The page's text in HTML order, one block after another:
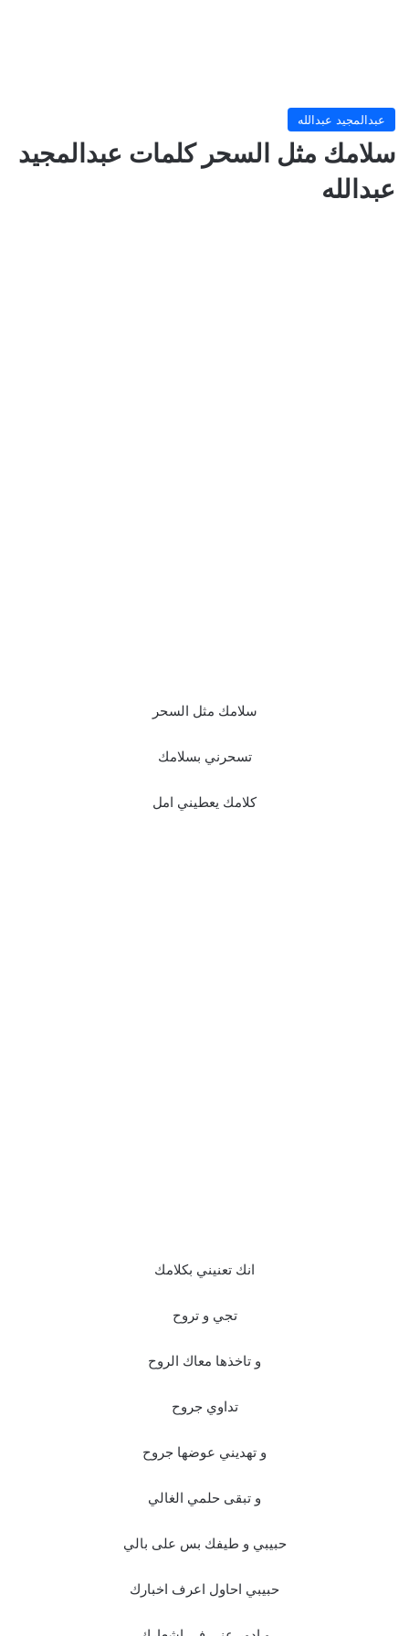
عبدالمجيد عبدالله
سلامك مثل السحر كلمات عبدالمجيد
عبدالله
سلامك مثل السحر
تسحرني بسلامك
كلامك يعطيني امل
انك تعنيني بكلامك
تجي و تروح
و تاخذها معاك الروح
تداوي جروح
و تهديني عوضها جروح
و تبقى حلمي الغالي
حبيبي و طيفك بس على بالي
حبيبي احاول اعرف اخبارك